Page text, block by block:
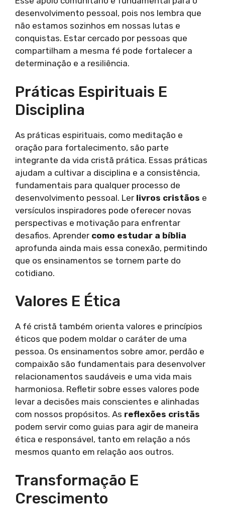
desenvolvimento pessoal, pois nos lembra que
não estamos sozinhos em nossas lutas e
conquistas. Estar cercado por pessoas que
compartilham a mesma fé pode fortalecer a
determinação e a resiliência.
Práticas Espirituais E
Disciplina
As práticas espirituais, como meditação e
oração para fortalecimento, são parte
integrante da vida cristã prática. Essas práticas
ajudam a cultivar a disciplina e a consistência,
fundamentais para qualquer processo de
desenvolvimento pessoal. Ler livros cristãos e
versículos inspiradores pode oferecer novas
perspectivas e motivação para enfrentar
desafios. Aprender como estudar a bíblia
aprofunda ainda mais essa conexão, permitindo
que os ensinamentos se tornem parte do
cotidiano.
Valores E Ética
A fé cristã também orienta valores e princípios
éticos que podem moldar o caráter de uma
pessoa. Os ensinamentos sobre amor, perdão e
compaixão são fundamentais para desenvolver
relacionamentos saudáveis e uma vida mais
harmoniosa. Refletir sobre esses valores pode
levar a decisões mais conscientes e alinhadas
com nossos propósitos. As reflexões cristãs
podem servir como guias para agir de maneira
ética e responsável, tanto em relação a nós
mesmos quanto em relação aos outros.
Transformação E
Crescimento